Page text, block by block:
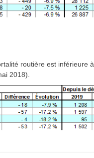
routière est
2018).